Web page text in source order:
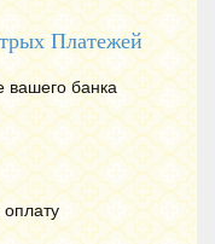
Платежей
вашего банка